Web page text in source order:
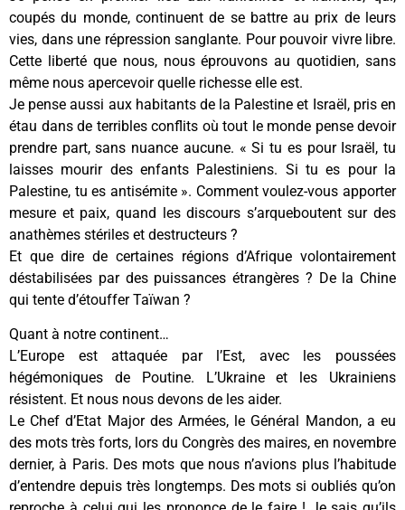
coupés du monde, continuent de se battre au prix de leurs
vies, dans une répression sanglante. Pour pouvoir vivre libre.
Cette liberté que nous, nous éprouvons au quotidien, sans
même nous apercevoir quelle richesse elle est.
Je pense aussi aux habitants de la Palestine et Israël, pris en
étau dans de terribles conflits où tout le monde pense devoir
prendre part, sans nuance aucune. « Si tu es pour Israël, tu
laisses mourir des enfants Palestiniens. Si tu es pour la
Palestine, tu es antisémite ». Comment voulez-vous apporter
mesure et paix, quand les discours s’arqueboutent sur des
anathèmes stériles et destructeurs ?
Et que dire de certaines régions d’Afrique volontairement
déstabilisées par des puissances étrangères ? De la Chine
qui tente d’étouffer Taïwan ?
Quant à notre continent…
L’Europe est attaquée par l’Est, avec les poussées
hégémoniques de Poutine. L’Ukraine et les Ukrainiens
résistent. Et nous nous devons de les aider.
Le Chef d’Etat Major des Armées, le Général Mandon, a eu
des mots très forts, lors du Congrès des maires, en novembre
dernier, à Paris. Des mots que nous n’avions plus l’habitude
d’entendre depuis très longtemps. Des mots si oubliés qu’on